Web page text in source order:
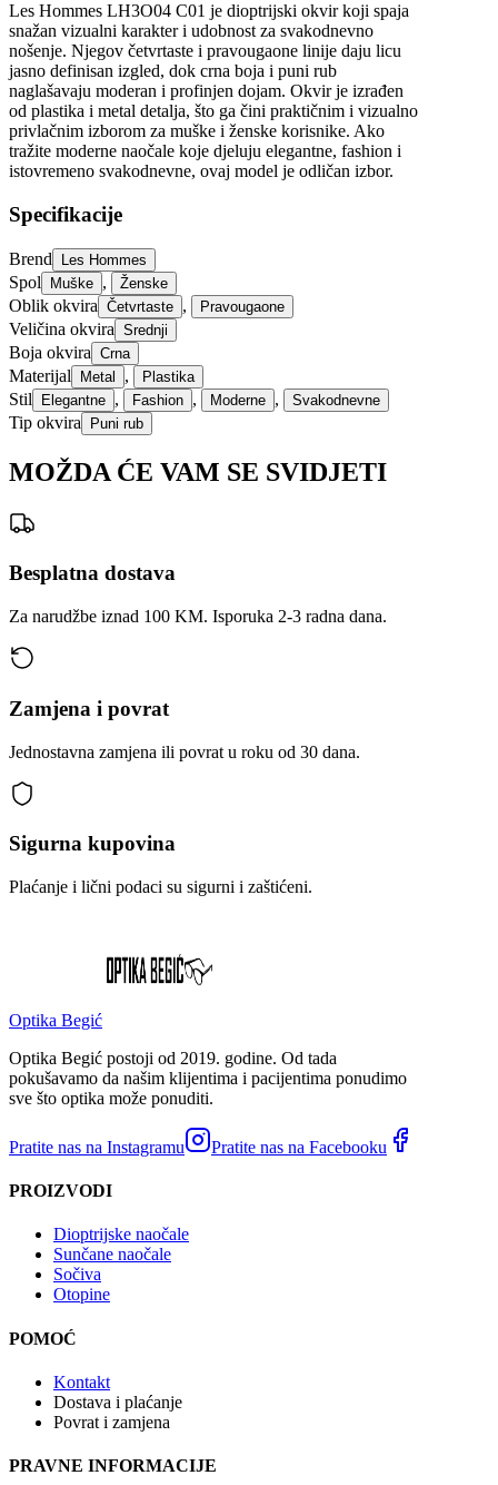
Les Hommes LH3O04 C01 je dioptrijski okvir koji spaja
snažan vizualni karakter i udobnost za svakodnevno
nošenje. Njegov četvrtaste i pravougaone linije daju licu
jasno definisan izgled, dok crna boja i puni rub
naglašavaju moderan i profinjen dojam. Okvir je izrađen
od plastika i metal detalja, što ga čini praktičnim i vizualno
privlačnim izborom za muške i ženske korisnike. Ako
tražite moderne naočale koje djeluju elegantne, fashion i
istovremeno svakodnevne, ovaj model je odličan izbor.
Specifikacije
Brend Les Hommes
Spol Muške , Ženske
Oblik okvira Četvrtaste , Pravougaone
Veličina okvira Srednji
Boja okvira Crna
Materijal Metal , Plastika
Stil Elegantne , Fashion , Moderne , Svakodnevne
Tip okvira Puni rub
MOŽDA ĆE VAM SE SVIDJETI
Besplatna dostava
Za narudžbe iznad 100 KM. Isporuka 2-3 radna dana.
Zamjena i povrat
Jednostavna zamjena ili povrat u roku od 30 dana.
Sigurna kupovina
Plaćanje i lični podaci su sigurni i zaštićeni.
Optika Begić
Optika Begić postoji od 2019. godine. Od tada
pokušavamo da našim klijentima i pacijentima ponudimo
sve što optika može ponuditi.
Pratite nas na Instagramu Pratite nas na Facebooku
PROIZVODI
Dioptrijske naočale
Sunčane naočale
Sočiva
Otopine
POMOĆ
Kontakt
Dostava i plaćanje
Povrat i zamjena
PRAVNE INFORMACIJE